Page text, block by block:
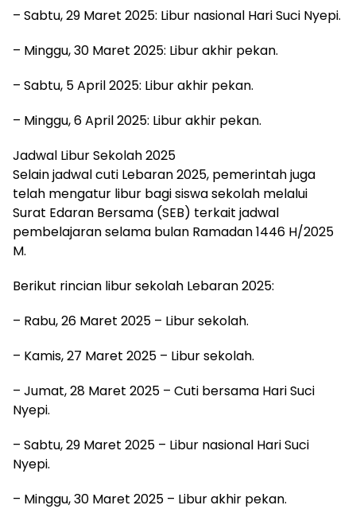
– Sabtu, 29 Maret 2025: Libur nasional Hari Suci Nyepi.
– Minggu, 30 Maret 2025: Libur akhir pekan.
– Sabtu, 5 April 2025: Libur akhir pekan.
– Minggu, 6 April 2025: Libur akhir pekan.
Jadwal Libur Sekolah 2025
Selain jadwal cuti Lebaran 2025, pemerintah juga
telah mengatur libur bagi siswa sekolah melalui
Surat Edaran Bersama (SEB) terkait jadwal
pembelajaran selama bulan Ramadan 1446 H/2025
M.
Berikut rincian libur sekolah Lebaran 2025:
– Rabu, 26 Maret 2025 – Libur sekolah.
– Kamis, 27 Maret 2025 – Libur sekolah.
– Jumat, 28 Maret 2025 – Cuti bersama Hari Suci
Nyepi.
– Sabtu, 29 Maret 2025 – Libur nasional Hari Suci
Nyepi.
– Minggu, 30 Maret 2025 – Libur akhir pekan.